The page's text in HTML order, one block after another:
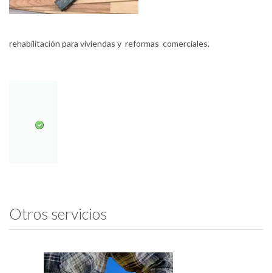
rehabilitación para viviendas y reformas comerciales.
Otros servicios